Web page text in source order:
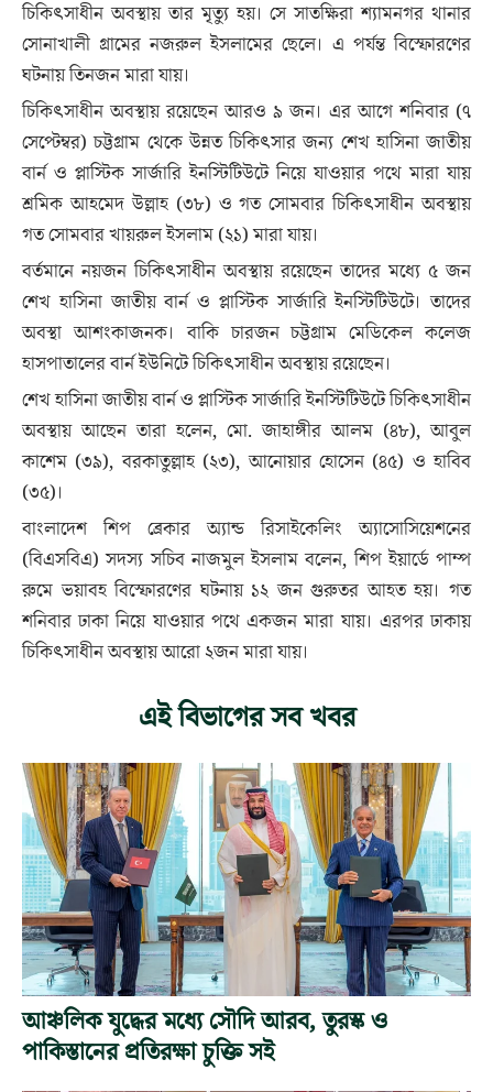
চিকিৎসাধীন অবস্থায় তার মৃত্যু হয়। সে সাতক্ষিরা শ্যামনগর থানার
সোনাখালী গ্রামের নজরুল ইসলামের ছেলে। এ পর্যন্ত বিস্ফোরণের
ঘটনায় তিনজন মারা যায়।
চিকিৎসাধীন অবস্থায় রয়েছেন আরও ৯ জন। এর আগে শনিবার (৭
সেপ্টেম্বর) চট্টগ্রাম থেকে উন্নত চিকিৎসার জন্য শেখ হাসিনা জাতীয়
বার্ন ও প্লাস্টিক সার্জারি ইনস্টিটিউটে নিয়ে যাওয়ার পথে মারা যায়
শ্রমিক আহমেদ উল্লাহ (৩৮) ও গত সোমবার চিকিৎসাধীন অবস্থায়
গত সোমবার খায়রুল ইসলাম (২১) মারা যায়।
বর্তমানে নয়জন চিকিৎসাধীন অবস্থায় রয়েছেন তাদের মধ্যে ৫ জন
শেখ হাসিনা জাতীয় বার্ন ও প্লাস্টিক সার্জারি ইনস্টিটিউটে। তাদের
অবস্থা আশংকাজনক। বাকি চারজন চট্টগ্রাম মেডিকেল কলেজ
হাসপাতালের বার্ন ইউনিটে চিকিৎসাধীন অবস্থায় রয়েছেন।
শেখ হাসিনা জাতীয় বার্ন ও প্লাস্টিক সার্জারি ইনস্টিটিউটে চিকিৎসাধীন
অবস্থায় আছেন তারা হলেন, মো. জাহাঙ্গীর আলম (৪৮), আবুল
কাশেম (৩৯), বরকাতুল্লাহ (২৩), আনোয়ার হোসেন (৪৫) ও হাবিব
(৩৫)।
বাংলাদেশ শিপ ব্রেকার অ্যান্ড রিসাইকেলিং অ্যাসোসিয়েশনের
(বিএসবিএ) সদস্য সচিব নাজমুল ইসলাম বলেন, শিপ ইয়ার্ডে পাম্প
রুমে ভয়াবহ বিস্ফোরণের ঘটনায় ১২ জন গুরুতর আহত হয়। গত
শনিবার ঢাকা নিয়ে যাওয়ার পথে একজন মারা যায়। এরপর ঢাকায়
চিকিৎসাধীন অবস্থায় আরো ২জন মারা যায়।
এই বিভাগের সব খবর
আঞ্চলিক যুদ্ধের মধ্যে সৌদি আরব, তুরস্ক ও
পাকিস্তানের প্রতিরক্ষা চুক্তি সই